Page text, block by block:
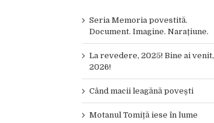
Seria Memoria povestită.
Document. Imagine. Narațiune.
La revedere, 2025! Bine ai venit,
2026!
Când macii leagănă povești
Motanul Tomiță iese în lume